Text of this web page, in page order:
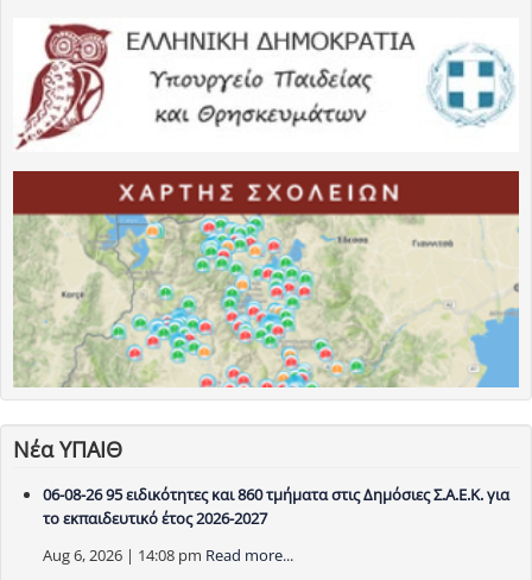
Νέα ΥΠΑΙΘ
06-08-26 95 ειδικότητες και 860 τμήματα στις Δημόσιες Σ.Α.Ε.Κ. για
το εκπαιδευτικό έτος 2026-2027
Aug 6, 2026 | 14:08 pm Read more...